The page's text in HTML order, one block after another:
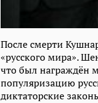
После смерти
«русского мира».
что был награждён
популяризацию
диктаторские